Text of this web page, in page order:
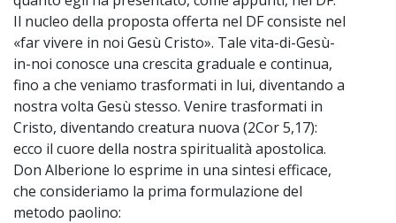
Il nucleo della proposta offerta nel DF consiste nel
«far vivere in noi Gesù Cristo». Tale vita-di-Gesù-
in-noi conosce una crescita graduale e continua,
fino a che veniamo trasformati in lui, diventando a
nostra volta Gesù stesso. Venire trasformati in
Cristo, diventando creatura nuova (2Cor 5,17):
ecco il cuore della nostra spiritualità apostolica.
Don Alberione lo esprime in una sintesi efficace,
che consideriamo la prima formulazione del
metodo paolino: